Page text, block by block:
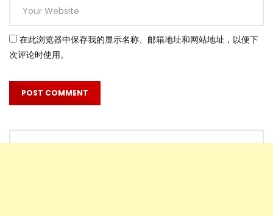
在此浏览器中保存我的显示名称、邮箱地址和网站地址，以便下
次评论时使用。